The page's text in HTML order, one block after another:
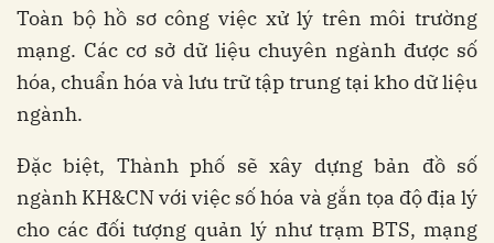
Toàn bộ hồ sơ công việc xử lý trên môi trường
mạng. Các cơ sở dữ liệu chuyên ngành được số
hóa, chuẩn hóa và lưu trữ tập trung tại kho dữ liệu
ngành.
Đặc biệt, Thành phố sẽ xây dựng bản đồ số
ngành KH&CN với việc số hóa và gắn tọa độ địa lý
cho các đối tượng quản lý như trạm BTS, mạng